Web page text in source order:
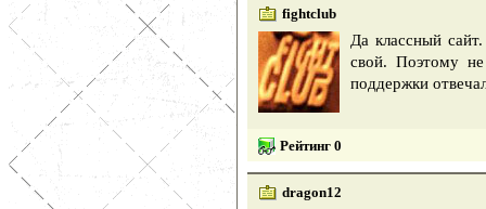
fightclub
Да классный
свой. Поэтому
поддержки
Рейтинг 0
dragon12